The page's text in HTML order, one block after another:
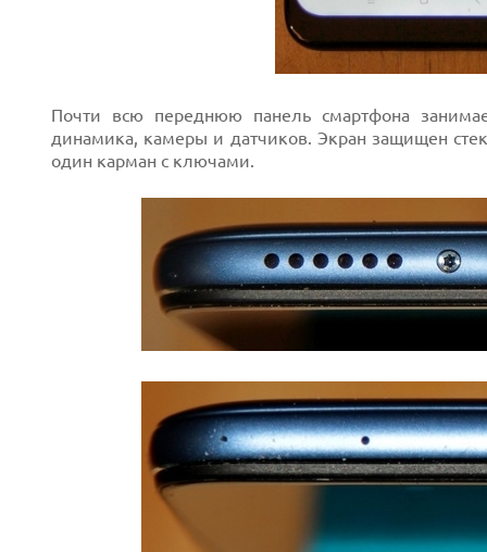
Почти всю переднюю панель смартфона
динамика, камеры и датчиков. Экран защищен
один карман с ключами.